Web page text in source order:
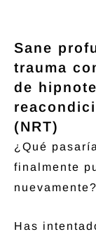
Sane
trauma
de
(NRT)
¿Qué
finalmente
nuevamente?
Has